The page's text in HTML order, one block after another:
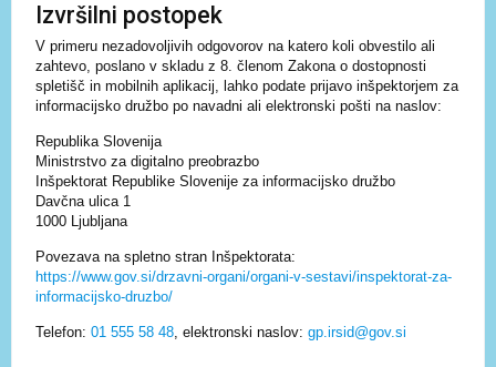
Izvršilni postopek
V primeru nezadovoljivih odgovorov na katero koli obvestilo ali
zahtevo, poslano v skladu z 8. členom Zakona o dostopnosti
spletišč in mobilnih aplikacij, lahko podate prijavo inšpektorjem za
informacijsko družbo po navadni ali elektronski pošti na naslov:
Republika Slovenija
Ministrstvo za digitalno preobrazbo
Inšpektorat Republike Slovenije za informacijsko družbo
Davčna ulica 1
1000 Ljubljana
Povezava na spletno stran Inšpektorata:
https://www.gov.si/drzavni-organi/organi-v-sestavi/inspektorat-za-
informacijsko-druzbo/
Telefon: 01 555 58 48, elektronski naslov: gp.irsid@gov.si